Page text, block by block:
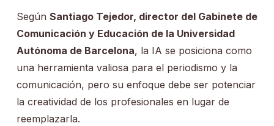
Según Santiago Tejedor, director del Gabinete de
Comunicación y Educación de la Universidad
Autónoma de Barcelona, la IA se posiciona como
una herramienta valiosa para el periodismo y la
comunicación, pero su enfoque debe ser potenciar
la creatividad de los profesionales en lugar de
reemplazarla.